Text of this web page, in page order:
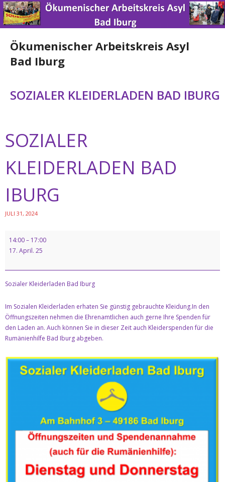
Ökumenischer Arbeitskreis Asyl
Bad Iburg
Home
Über uns
Engagement
Datenschutz & Impresssum
SOZIALER KLEIDERLADEN BAD IBURG
SOZIALER
KLEIDERLADEN BAD
IBURG
JULI 31, 2024
14:00– 17:00
17. April. 25
Sozialer Kleiderladen Bad Iburg
Im Sozialen Kleiderladen erhaten Sie günstig gebrauchte Kleidung.In den
Öffnungszeiten nehmen die Ehrenamtlichen auch gerne Ihre Spenden für
den Laden an. Auch können Sie in dieser Zeit auch Kleiderspenden für die
Rumänienhilfe Bad Iburg abgeben.